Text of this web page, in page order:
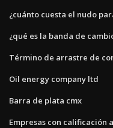
¿cuánto cuesta el nudo
¿qué es la banda de
Término de arrastre de
Oil energy company ltd
Barra de plata cmx
Empresas con calificación